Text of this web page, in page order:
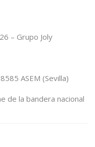
– Grupo Joly
ASEM (Sevilla)
de la bandera nacional